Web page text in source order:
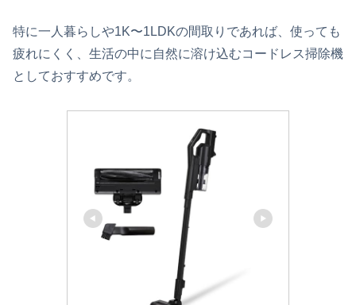
特に一人暮らしや1K〜1LDKの間取りであれば、使っても
疲れにくく、生活の中に自然に溶け込むコードレス掃除機
としておすすめです。